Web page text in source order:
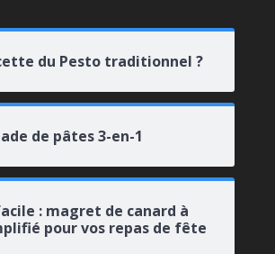
du Pesto traditionnel ?
de pâtes 3-en-1
: magret de canard à
pour vos repas de fête